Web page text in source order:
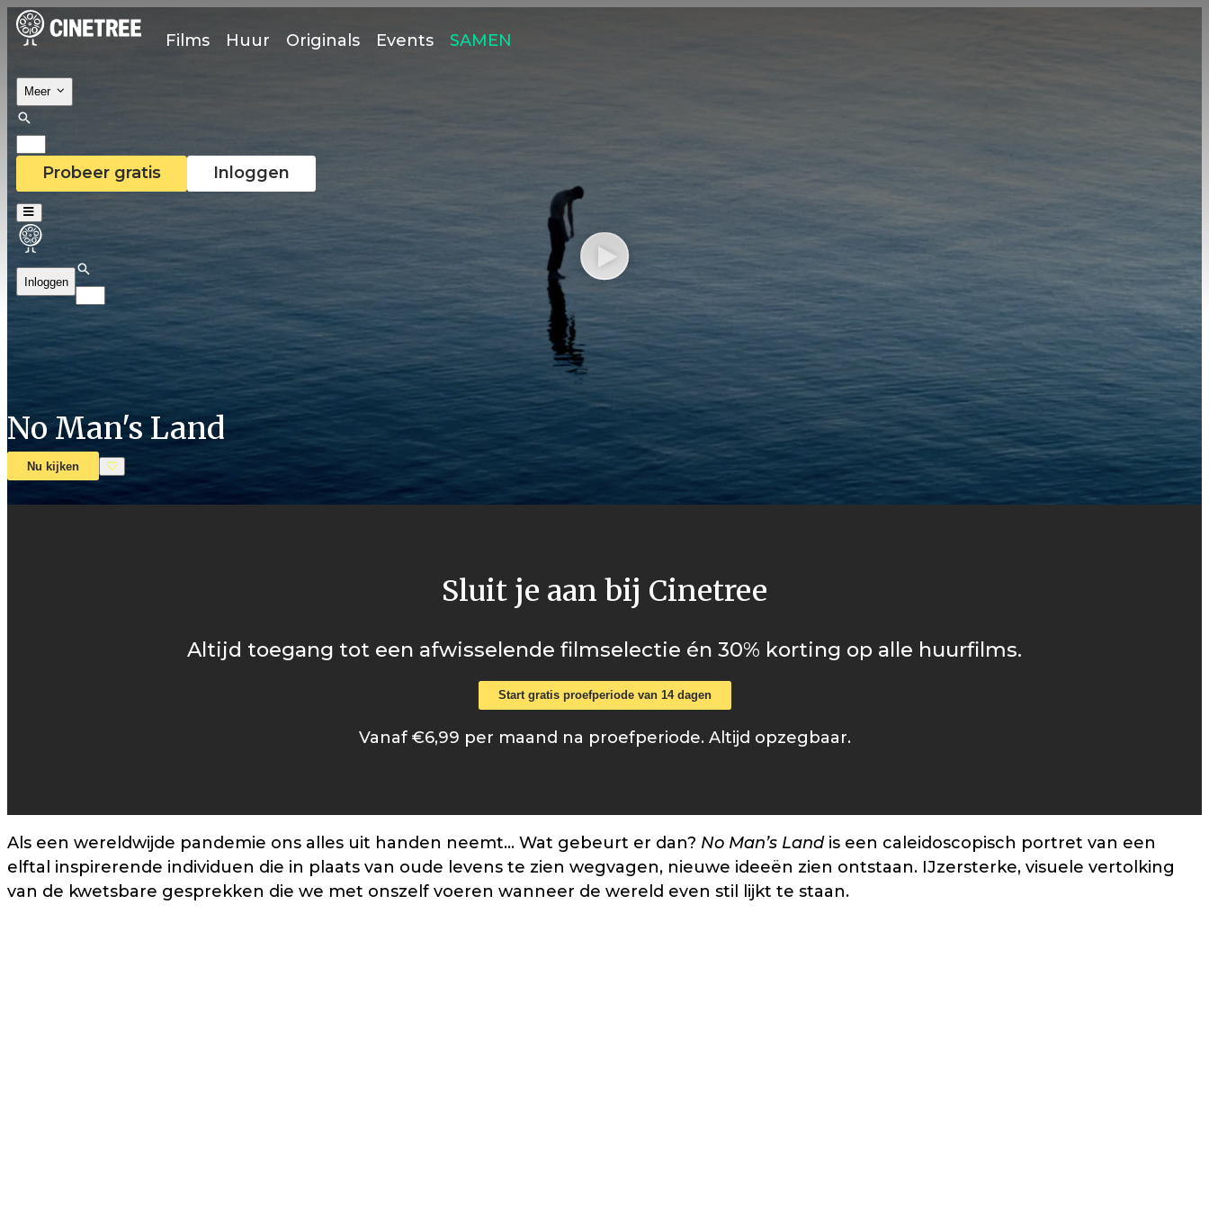
Films Huur Originals Events SAMEN
Meer
Probeer gratis Inloggen
Inloggen
No Man's Land
Nu kijken
Sluit je aan bij Cinetree
Altijd toegang tot een afwisselende filmselectie én 30% korting op alle huurfilms.
Start gratis proefperiode van 14 dagen
Vanaf €6,99 per maand na proefperiode. Altijd opzegbaar.
Als een wereldwijde pandemie ons alles uit handen neemt… Wat gebeurt er dan? No Man’s Landis een caleidoscopisch portret van een
elftal inspirerende individuen die in plaats van oude levens te zien wegvagen, nieuwe ideeën zien ontstaan. IJzersterke, visuele vertolking
van de kwetsbare gesprekken die we met onszelf voeren wanneer de wereld even stil lijkt te staan.